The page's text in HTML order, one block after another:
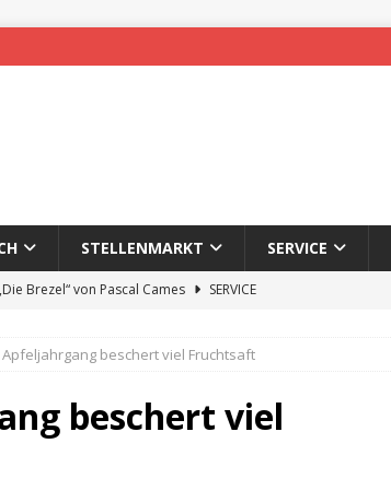
STELLENMARKT SERVICE
Brezel“ von Pascal Cames
SERVICE
des 65. Fasnetsumzugs Dillweißenstein
We’ll be back.
beschert viel Fruchtsaft
beschert viel